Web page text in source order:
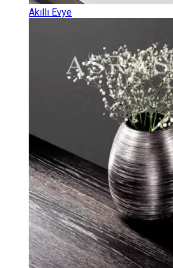
Akıllı Evye